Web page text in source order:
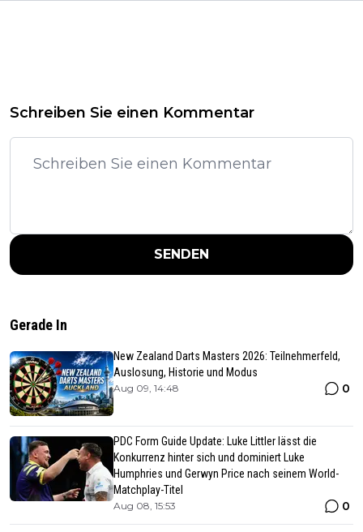
Schreiben Sie einen Kommentar
SENDEN
Gerade In
New Zealand Darts Masters 2026: Teilnehmerfeld,
Auslosung, Historie und Modus
Aug 09, 14:48 0
PDC Form Guide Update: Luke Littler lässt die
Konkurrenz hinter sich und dominiert Luke
Humphries und Gerwyn Price nach seinem World-
Matchplay-Titel
Aug 08, 15:53 0